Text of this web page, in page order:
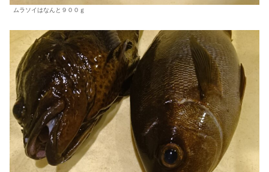
ムラソイはなんと９００ｇ